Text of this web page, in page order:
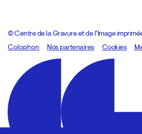
© Centre de la Gravure et de l’Image
Colophon
Design:Marcel Kaczmarek, code:8080.studio
Nos partenaires Cookies